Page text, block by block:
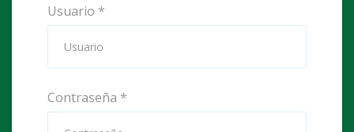
Usuario *
Contraseña *